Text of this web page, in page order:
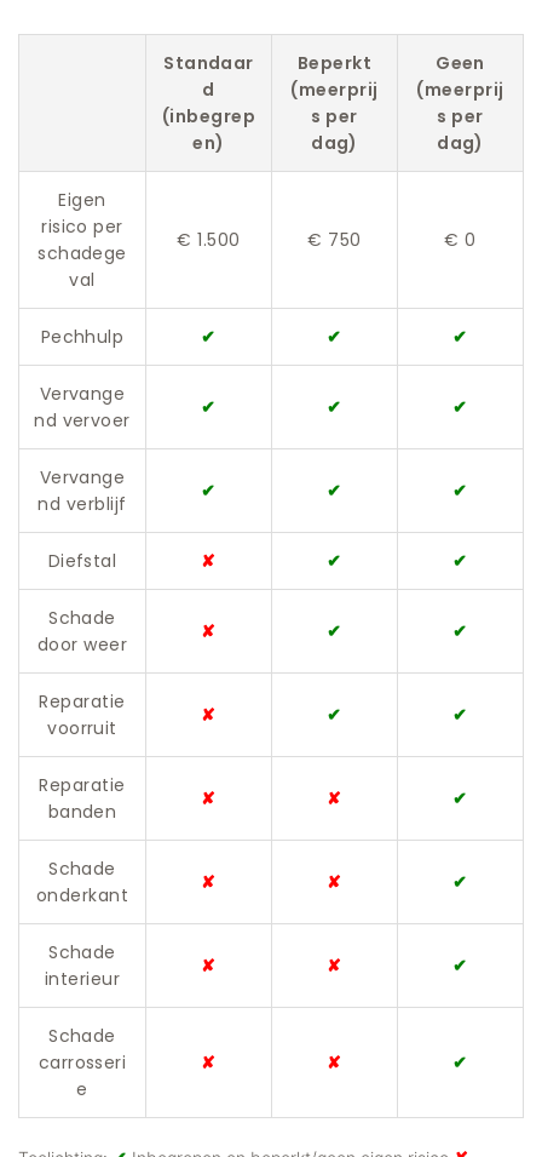
Standaar
d
(inbegrep
en)
Beperkt
(meerprij
s per
dag)
Geen
(meerprij
s per
dag)
Eigen
risico per
schadege
val
€ 1.500 € 750 € 0
Pechhulp ✔ ✔ ✔
Vervange
nd vervoer
✔ ✔ ✔
Vervange
nd verblijf
✔ ✔ ✔
Diefstal ✘ ✔ ✔
Schade
door weer
✘ ✔ ✔
Reparatie
voorruit
✘ ✔ ✔
Reparatie
banden
✘ ✘ ✔
Schade
onderkant
✘ ✘ ✔
Schade
interieur
✘ ✘ ✔
Schade
carrosseri
e
✘ ✘ ✔